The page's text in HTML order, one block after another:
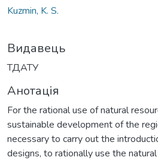
Kuzmin, K. S.
Видавець
ТДАТУ
Анотація
For the rational use of natural
sustainable development of the
necessary to carry out the
designs, to rationally use the